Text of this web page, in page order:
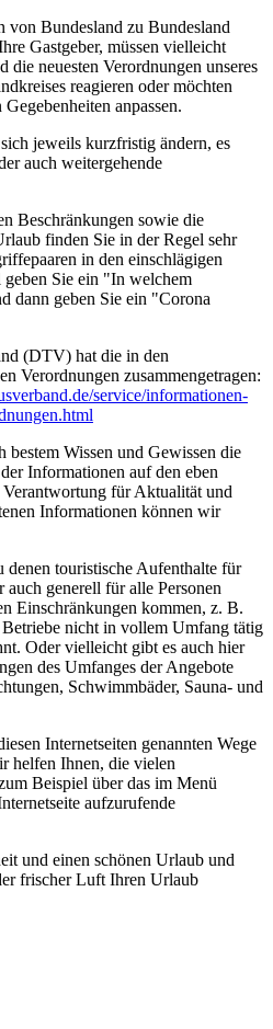
von Bundesland zu Bundesland
Gastgeber, müssen vielleicht
neuesten Verordnungen unseres
reagieren oder möchten
anpassen.
jeweils kurzfristig ändern, es
auch weitergehende
Beschränkungen sowie die
finden Sie in der Regel sehr
in den einschlägigen
Sie ein "In welchem
dann geben Sie ein "Corona
(DTV) hat die in den
Verordnungen zusammengetragen:
­service/­informationen-
bestem Wissen und Gewissen die
Informationen auf den eben
Verantwortung für Aktualität und
Informationen können wir
denen touristische Aufenthalte für
auch generell für alle Personen
Einschränkungen kommen, z. B.
nicht in vollem Umfang tätig
Oder vielleicht gibt es auch hier
des Umfanges der Angebote
Schwimmbäder, Sauna- und
Internetseiten genannten Wege
helfen Ihnen, die vielen
Beispiel über das im Menü
aufzurufende
und einen schönen Urlaub und
frischer Luft Ihren Urlaub